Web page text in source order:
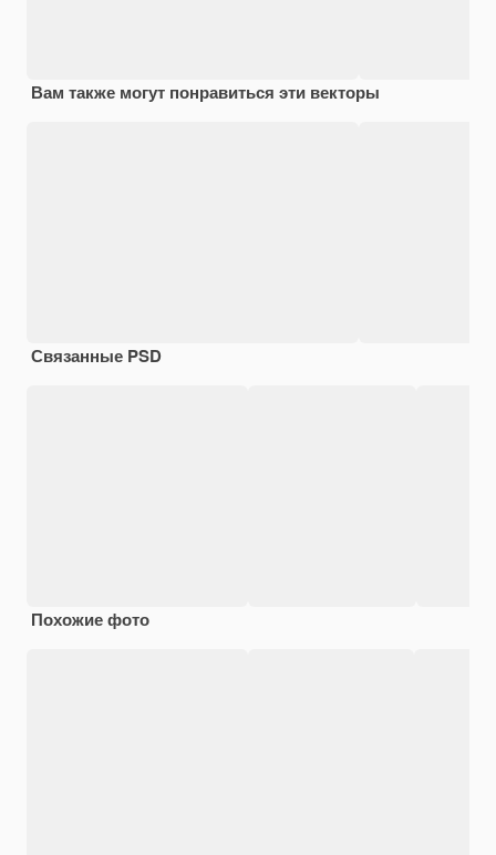
Вам также могут понравиться эти векторы
Связанные PSD
Похожие фото